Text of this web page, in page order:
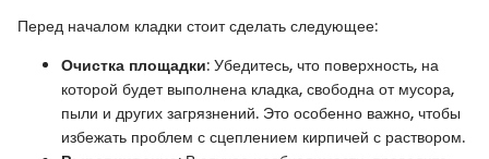
Перед началом кладки стоит сделать следующее:
Очистка площадки: Убедитесь, что поверхность, на
которой будет выполнена кладка, свободна от мусора,
пыли и других загрязнений. Это особенно важно, чтобы
избежать проблем с сцеплением кирпичей с раствором.